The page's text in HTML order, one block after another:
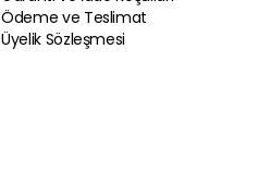
Ödeme ve Teslimat
Üyelik Sözleşmesi